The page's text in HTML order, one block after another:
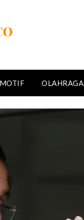
OLAHRAGA